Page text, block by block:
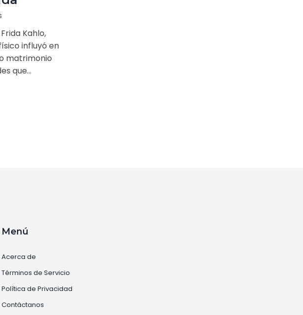
Kahlo,
influyó en
matrimonio
que
con el
su arte.
Menú
Acerca de
Términos de Servicio
Política de Privacidad
Contáctanos